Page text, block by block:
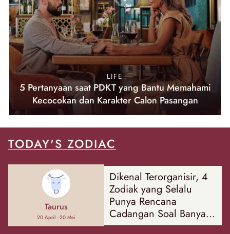
LIFE
5 Pertanyaan saat PDKT yang Bantu Memahami
Kecocokan dan Karakter Calon Pasangan
TODAY'S ZODIAC
Taurus
20 April - 20 Mei
Dikenal Terorganisir, 4
Zodiak yang Selalu
Punya Rencana
Cadangan Soal Banyak
Hal